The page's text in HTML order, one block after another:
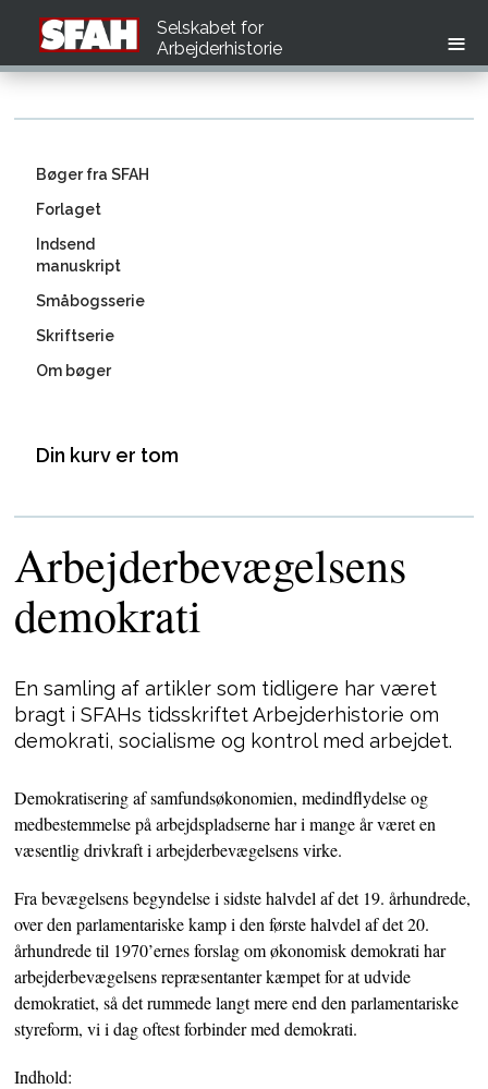
Selskabet for
Arbejderhistorie
Bøger fra SFAH
Forlaget
Indsend
manuskript
Småbogsserie
Skriftserie
Om bøger
Din kurv er tom
Arbejderbevægelsens
demokrati
En samling af artikler som tidligere har været
bragt i SFAHs tidsskriftet Arbejder­historie­ om
demokrati, socialisme og kontrol med arbejdet.
Demokratisering af samfundsøkonomien, medindflydelse og
medbestemmelse på arbejdspladserne har i mange år været en
væsentlig drivkraft i arbejderbevægelsens virke.
Fra bevægelsens begyndelse i sidste halvdel af det 19. århundrede,
over den parlamentariske kamp i den første halvdel af det 20.
århundrede til 1970’ernes forslag om økonomisk demokrati har
arbejderbevægelsens repræsentanter kæmpet for at udvide
demokratiet, så det rummede langt mere end den parlamentariske
styreform, vi i dag oftest forbinder med demokrati.
Indhold: